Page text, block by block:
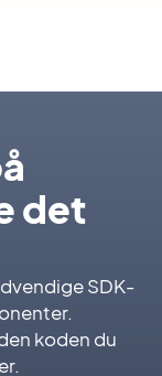
det
SDK-
koden du